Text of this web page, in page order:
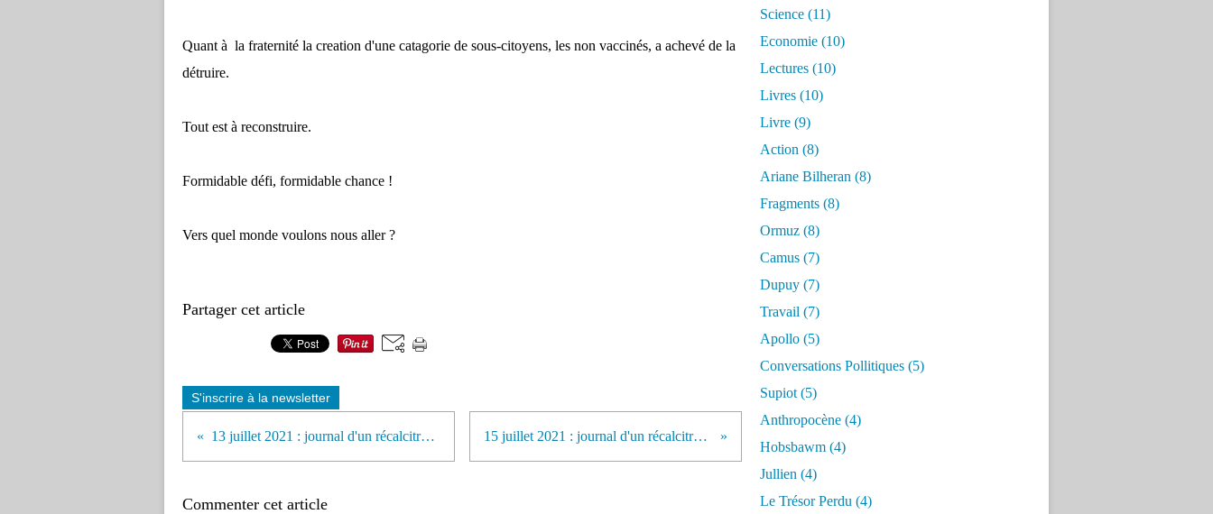
Quant à la fraternité la creation d'une catagorie de sous-citoyens, les non vaccinés, a achevé de la
détruire.
Tout est à reconstruire.
Formidable défi, formidable chance !
Vers quel monde voulons nous aller ?
Partager cet article
S'inscrire à la newsletter
13 juillet 2021 : journal d'un récalcitrant (2) 15 juillet 2021 : journal d'un récalcitrant (4)
Commenter cet article
Science (11)
Economie (10)
Lectures (10)
Livres (10)
Livre (9)
Action (8)
Ariane Bilheran (8)
Fragments (8)
Ormuz (8)
Camus (7)
Dupuy (7)
Travail (7)
Apollo (5)
Conversations Pollitiques (5)
Supiot (5)
Anthropocène (4)
Hobsbawm (4)
Jullien (4)
Le Trésor Perdu (4)